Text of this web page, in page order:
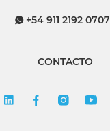
+54 911 2192 0707
CONTACTO